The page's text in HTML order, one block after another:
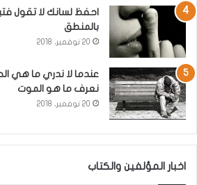
احفظ لسانك لا تقول
بالمنطق
20 نوفمبر، 2018
عندما لا ندري ما هي
نعرف ما هو الموت
20 نوفمبر، 2018
اخبار المؤلفين والكتاب